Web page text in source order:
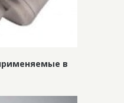
в